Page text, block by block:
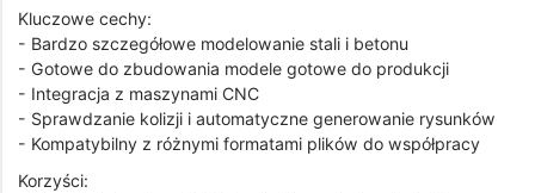
Kluczowe cechy:
- Bardzo szczegółowe modelowanie stali i betonu
- Gotowe do zbudowania modele gotowe do produkcji
- Integracja z maszynami CNC
- Sprawdzanie kolizji i automatyczne generowanie rysunków
- Kompatybilny z różnymi formatami plików do współpracy
Korzyści: